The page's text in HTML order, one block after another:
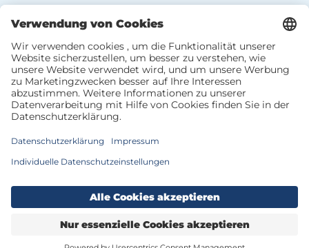
Newsletter-Anmeldung
DE EN
Datenschutz Impressum AGB
Sitemap
Barrierefreiheitserklärung
Privatsphäre-Einstellungen